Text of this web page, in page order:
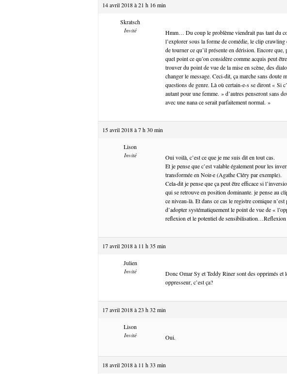
14 avril 2018 à 21 h 16 min
Skratsch
Invité
Hmm… Du coup le problème viendrait pas tant du
l’explorer sous la forme de comédie, le clip
de tourner ce qu’il présente en dérision. Encore
quel point ce qu’on considère comme acquis peut
trouver du point de vue de la mise en scène, des
changer le message. Ceci-dit, ça marche sans
questions de genre. Là où certain-e-s se diront « Si
autant pour une femme. » d’autres penseront sans
avec une nana ce serait parfaitement normal. »
15 avril 2018 à 7 h 30 min
Lison
Invité
Oui voilà, c’est ce que je me suis dit en tout cas.
Et je pense que c’est valable également pour les
transformée en Noir-e (Agathe Cléry par exemple).
Cela-dit je pense que ça peut être efficace si
qui se retrouve en position dominante. je pense au
ce niveau-là. Et dans ce cas le registre comique
d’adopter systématiquement le point de vue de «
reflexion et le potentiel de
17 avril 2018 à 11 h 35 min
Julien
Invité
Donc Omar Sy et Teddy Riner sont des opprimés et
oppresseur, c’est ça?
17 avril 2018 à 23 h 32 min
Lison
Invité Oui.
18 avril 2018 à 11 h 33 min